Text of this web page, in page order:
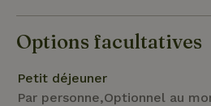
d'Orust, comme c'est cool... !
minutes de marche et tu
mais aussi 30 minutes de
Options facultatives
Petit déjeuner
Par personne,Optionnel au